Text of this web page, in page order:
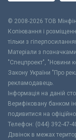
© 2008-2026 ТОВ
Копіювання і
тільки з
Матеріали з
"Спецпроект", "Новини
Закону України "Про
рекламодавець.
Інформація на даній
Верифіковану банком
подивитися на
Телефон: (044) 392-47-
Дзвінок в межах